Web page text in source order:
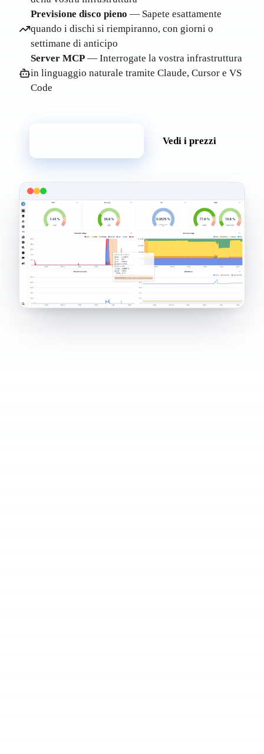
Previsione disco pieno — Sapete esattamente
quando i dischi si riempiranno, con giorni o
settimane di anticipo
Server MCP — Interrogate la vostra infrastruttura
in linguaggio naturale tramite Claude, Cursor e VS
Code
Vedi i prezzi